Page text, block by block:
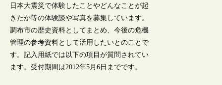
日本大震災で体験したことやどんなことが起
きたか等の体験談や写真を募集しています。
調布市の歴史資料としてまとめ、今後の危機
管理の参考資料として活用したいとのことで
す。記入用紙では以下の項目が質問されてい
ます。受付期間は2012年5月6日までです。